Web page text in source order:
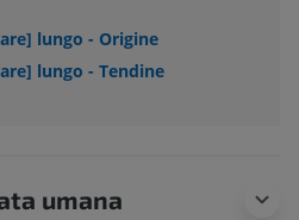
lungo - Origine
lungo - Tendine
umana